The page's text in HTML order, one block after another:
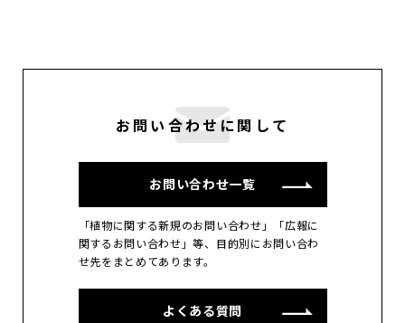
お問い合わせに関して
お問い合わせ一覧
「植物に関する新規のお問い合わせ」「広報に
関するお問い合わせ」等、目的別にお問い合わ
せ先をまとめてあります。
よくある質問